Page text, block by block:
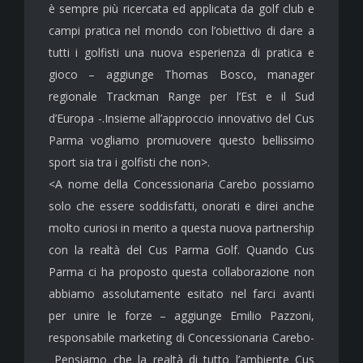
è sempre più ricercata ed applicata da golf club e
campi pratica nel mondo con l’obiettivo di dare a
tutti i golfisti una nuova esperienza di pratica e
gioco – aggiunge Thomas Bosco, manager
regionale Trackman Range per l’Est e il Sud
d’Europa -.Insieme all’approccio innovativo del Cus
Parma vogliamo promuovere questo bellissimo
sport sia tra i golfisti che non>.
<A nome della Concessionaria Carebo possiamo
solo che essere soddisfatti, onorati e direi anche
molto curiosi in merito a questa nuova partnership
con la realtà del Cus Parma Golf. Quando Cus
Parma ci ha proposto questa collaborazione non
abbiamo assolutamente esitato nel farci avanti
per unire le forze – aggiunge Emilio Pazzoni,
responsabile marketing di Concessionaria Carebo-
Pensiamo che la realtà di tutto l’ambiente Cus